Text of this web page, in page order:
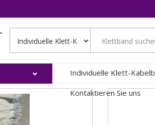
Individuelle Klett-
Kontaktieren Sie uns